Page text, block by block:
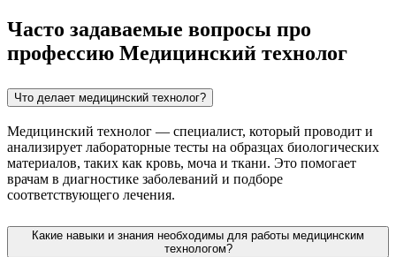
Часто задаваемые вопросы про
профессию Медицинский технолог
Что делает медицинский технолог?
Медицинский технолог — специалист, который проводит и
анализирует лабораторные тесты на образцах биологических
материалов, таких как кровь, моча и ткани. Это помогает
врачам в диагностике заболеваний и подборе
соответствующего лечения.
Какие навыки и знания необходимы для работы медицинским
технологом?